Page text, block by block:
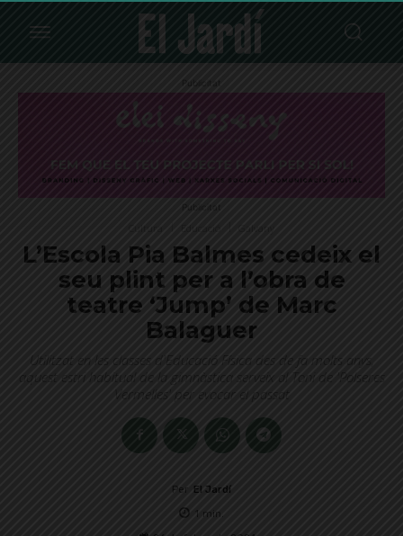
Publicitat
Publicitat
L’Escola Pia Balmes cedeix el
seu plint per a l’obra de
teatre ‘Jump’ de Marc
Balaguer
Utilitzat en les classes d'Educació Física des de fa molts anys,
aquest estri habitual de la gimnàstica serveix al Toni de 'Polseres
Vermelles' per evocar el passat
Per El Jardí
1 min.